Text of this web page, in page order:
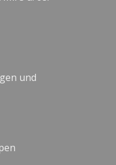
und